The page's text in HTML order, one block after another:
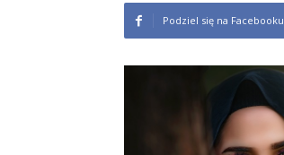
Podziel się na Facebooku